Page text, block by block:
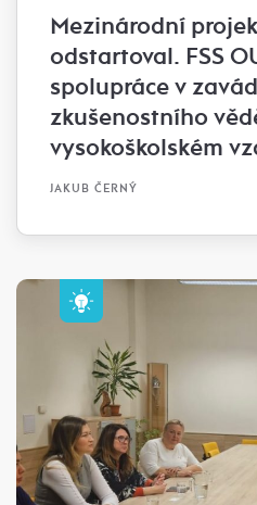
Mezinárodní
odstartoval. FSS
spolupráce v
zkušenostního
vysokoškolském
JAKUB ČERNÝ